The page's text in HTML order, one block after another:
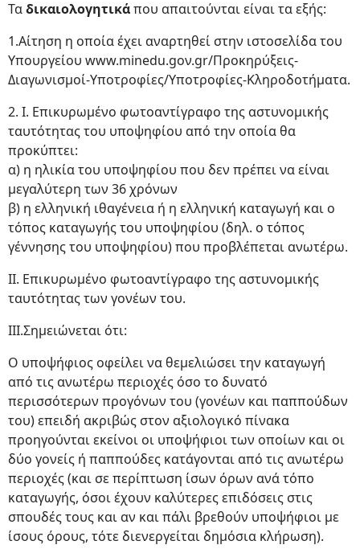
Ταδικαιολογητικάπου απαιτούνται είναι τα εξής:
1.Αίτηση η οποία έχει αναρτηθεί στην ιστοσελίδα του
Υπουργείου www.minedu.goν.gr/Προκηρύξεις-
Διαγωνισμοί-Υποτροφίες/Υποτροφίες-Κληροδοτήματα.
2. Ι. Επικυρωμένο φωτοαντίγραφο της αστυνομικής
ταυτότητας του υποψηφίου από την οποία θα
προκύπτει:
α) η ηλικία του υποψηφίου που δεν πρέπει να είναι
μεγαλύτερη των 36 χρόνων
β) η ελληνική ιθαγένεια ή η ελληνική καταγωγή και ο
τόπος καταγωγής του υποψηφίου (δηλ. ο τόπος
γέννησης του υποψηφίου) που προβλέπεται ανωτέρω.
ΙΙ. Επικυρωμένο φωτοαντίγραφο της αστυνομικής
ταυτότητας των γονέων του.
ΙΙΙ.Σημειώνεται ότι:
Ο υποψήφιος οφείλει να θεμελιώσει την καταγωγή
από τις ανωτέρω περιοχές όσο το δυνατό
περισσότερων προγόνων του (γονέων και παππούδων
του) επειδή ακριβώς στον αξιολογικό πίνακα
προηγούνται εκείνοι οι υποψήφιοι των οποίων και οι
δύο γονείς ή παππούδες κατάγονται από τις ανωτέρω
περιοχές (και σε περίπτωση ίσων όρων ανά τόπο
καταγωγής, όσοι έχουν καλύτερες επιδόσεις στις
σπουδές τους και αν και πάλι βρεθούν υποψήφιοι με
ίσους όρους, τότε διενεργείται δημόσια κλήρωση).